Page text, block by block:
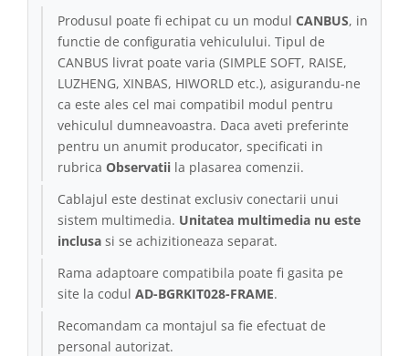
Conectică Kia
Conectică Hyundai
Conectică Mitsubishi
Lumini ambientale
Produsul poate fi echipat cu un modul CANBUS, in
functie de configuratia vehiculului. Tipul de
CANBUS livrat poate varia (SIMPLE SOFT, RAISE,
LUZHENG, XINBAS, HIWORLD etc.), asigurandu-ne
ca este ales cel mai compatibil modul pentru
vehiculul dumneavoastra. Daca aveti preferinte
pentru un anumit producator, specificati in
rubrica Observatii la plasarea comenzii.
Cablajul este destinat exclusiv conectarii unui
sistem multimedia. Unitatea multimedia nu este
inclusa si se achizitioneaza separat.
Rama adaptoare compatibila poate fi gasita pe
site la codul AD-BGRKIT028-FRAME.
Recomandam ca montajul sa fie efectuat de
personal autorizat.